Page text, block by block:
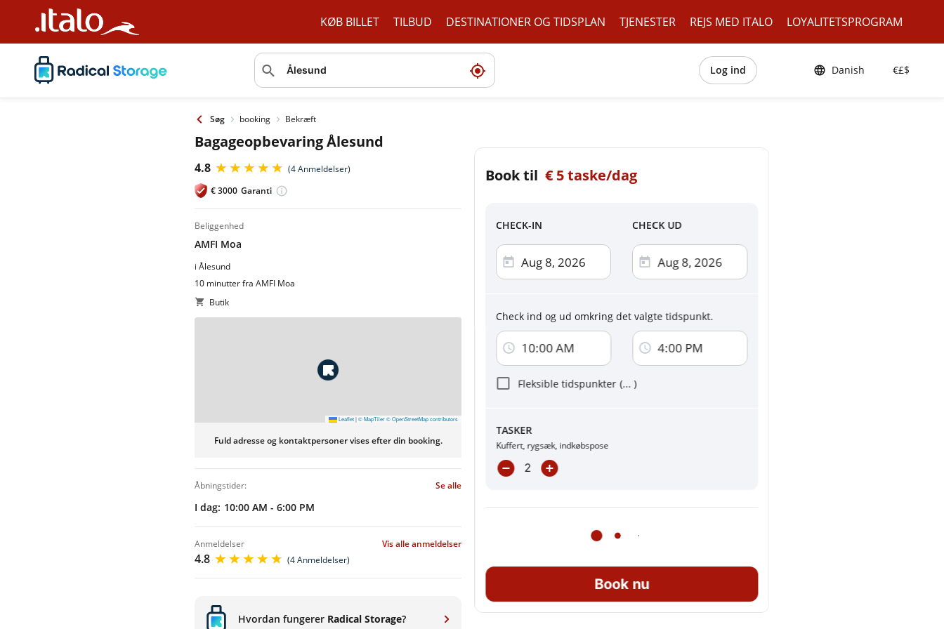
KØB BILLET TILBUD DESTINATIONER OG TIDSPLAN TJENESTER REJS MED ITALO LOYALITETSPROGRAM
Log ind Danish €£$
Søg booking Bekræft
Bagageopbevaring Ålesund
4.8
(4 Anmeldelser)
€3000 Garanti
beliggenhed
AMFI Moa
i Ålesund
10 minutter fra AMFI Moa
Butik
Leaflet|© MapTiler© OpenStreetMap contributors
Fuld adresse og kontaktpersoner vises efter din booking. Online booking påkrævet
åbningstider: Se alle
I dag: 10:00 AM - 6:00 PM
anmeldelser Vis alle anmeldelser
4.8 (4 Anmeldelser)
Hvordan fungerer Radical Storage?
Book til € 5 taske/dag
CHECK-IN CHECK UD
Check ind og ud omkring det valgte tidspunkt.
10:00 AM 4:00 PM
Fleksible tidspunkter (...)
TASKER
Kuffert, rygsæk, indkøbspose
Check ud
Betalingskort
Visa, Mastercard, AMEX
Ved at klikke på en af betalingsknapperne på denne side accepterer du
Betingelser
Jeg accepterer at modtage e-mailkommunikation om nye tjenester og
Book nu